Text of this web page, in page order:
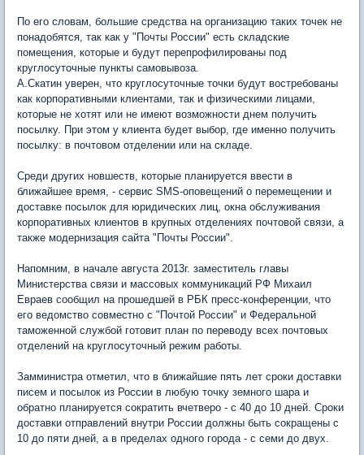
По его словам, большие средства на организацию таких точек не
понадобятся, так как у "Почты России" есть складские
помещения, которые и будут перепрофилированы под
круглосуточные пункты самовывоза.
А.Скатин уверен, что круглосуточные точки будут востребованы
как корпоративными клиентами, так и физическими лицами,
которые не хотят или не имеют возможности днем получить
посылку. При этом у клиента будет выбор, где именно получить
посылку: в почтовом отделении или на складе.
Среди других новшеств, которые планируется ввести в
ближайшее время, - сервис SMS-оповещений о перемещении и
доставке посылок для юридических лиц, окна обслуживания
корпоративных клиентов в крупных отделениях почтовой связи, а
также модернизация сайта "Почты России".
Напомним, в начале августа 2013г. заместитель главы
Министерства связи и массовых коммуникаций РФ Михаил
Евраев сообщил на прошедшей в РБК пресс-конференции, что
его ведомство совместно с "Почтой России" и Федеральной
таможенной службой готовит план по переводу всех почтовых
отделений на круглосуточный режим работы.
Замминистра отметил, что в ближайшие пять лет сроки доставки
писем и посылок из России в любую точку земного шара и
обратно планируется сократить вчетверо - с 40 до 10 дней. Сроки
доставки отправлений внутри России должны быть сокращены с
10 до пяти дней, а в пределах одного города - с семи до двух.